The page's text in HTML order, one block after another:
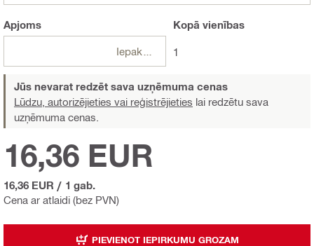
Apjoms Kopā vienības
1
Jūs nevarat redzēt sava uzņēmuma cenas
Lūdzu, autorizējieties vai reģistrējieties lai redzētu sava
uzņēmuma cenas.
Cena ar atlaidi (bez PVN)
16,36 EUR
16,36 EUR / 1 gab.
PIEVIENOT IEPIRKUMU GROZAM